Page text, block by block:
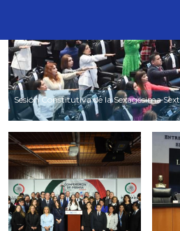
Sesión Constitutiva de la Sexagésima